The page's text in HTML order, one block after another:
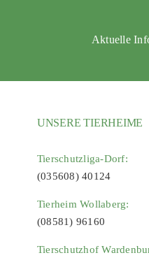
Aktuelle
UNSERE TIERHEIME
Tierschutzliga-Dorf:
(035608) 40124
Tierheim Wollaberg:
(08581) 96160
Tierschutzhof